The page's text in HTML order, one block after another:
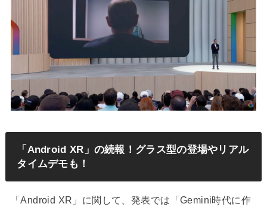
「Android XR」の続報！グラス型の登場やリアル
タイムデモも！
「Android XR」に関して、発表では「Gemini時代に作